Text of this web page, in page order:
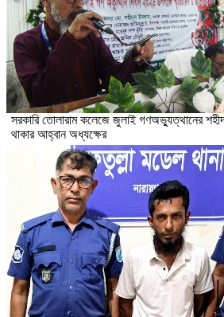
সরকারি তোলারাম কলেজে জুলাই গণঅভ্যুত্থানের
থাকার আহ্বান অধ্যক্ষের